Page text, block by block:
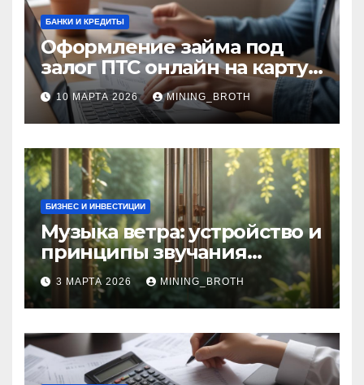
БАНКИ И КРЕДИТЫ
Оформление займа под
залог ПТС онлайн на карту
без визита в офис: порядок,
требования и документы
10 МАРТА 2026 MINING_BROTH
БИЗНЕС И ИНВЕСТИЦИИ
Музыка ветра: устройство и
принципы звучания
колокольчиков
3 МАРТА 2026 MINING_BROTH